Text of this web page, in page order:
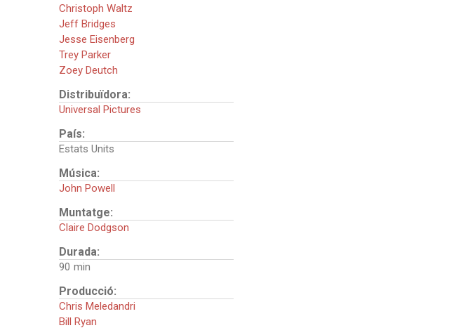
Christoph Waltz
Jeff Bridges
Jesse Eisenberg
Trey Parker
Zoey Deutch
Distribuïdora:
Universal Pictures
País:
Estats Units
Música:
John Powell
Muntatge:
Claire Dodgson
Durada:
90
Producció:
Chris Meledandri
Bill Ryan